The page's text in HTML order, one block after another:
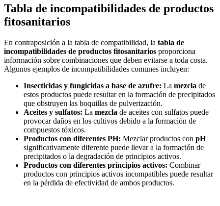
Tabla de incompatibilidades de productos
fitosanitarios
En contraposición a la tabla de compatibilidad, la tabla de
incompatibilidades de productos fitosanitarios proporciona
información sobre combinaciones que deben evitarse a toda costa.
Algunos ejemplos de incompatibilidades comunes incluyen:
Insecticidas y fungicidas a base de azufre: La mezcla de
estos productos puede resultar en la formación de precipitados
que obstruyen las boquillas de pulverización.
Aceites y sulfatos: La mezcla de aceites con sulfatos puede
provocar daños en los cultivos debido a la formación de
compuestos tóxicos.
Productos con diferentes PH: Mezclar productos con pH
significativamente diferente puede llevar a la formación de
precipitados o la degradación de principios activos.
Productos con diferentes principios activos: Combinar
productos con principios activos incompatibles puede resultar
en la pérdida de efectividad de ambos productos.